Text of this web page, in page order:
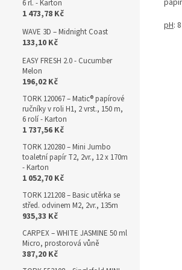
6 rl. - Karton
1 473,78 Kč
WAVE 3D – Midnight Coast
133,10 Kč
EASY FRESH 2.0 - Cucumber
Melon
196,02 Kč
TORK 120067 – Matic® papírové
ručníky v roli H1, 2 vrst., 150 m,
6 rolí - Karton
1 737,56 Kč
TORK 120280 – Mini Jumbo
toaletní papír T2, 2vr., 12 x 170m
- Karton
1 052,70 Kč
TORK 121208 – Basic utěrka se
střed. odvinem M2, 2vr., 135m
935,33 Kč
CARPEX – WHITE JASMINE 50 ml
Micro, prostorová vůně
387,20 Kč
pH: 8